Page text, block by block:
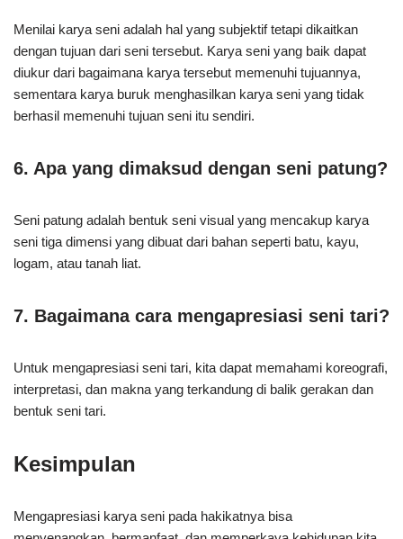
Menilai karya seni adalah hal yang subjektif tetapi dikaitkan
dengan tujuan dari seni tersebut. Karya seni yang baik dapat
diukur dari bagaimana karya tersebut memenuhi tujuannya,
sementara karya buruk menghasilkan karya seni yang tidak
berhasil memenuhi tujuan seni itu sendiri.
6. Apa yang dimaksud dengan seni patung?
Seni patung adalah bentuk seni visual yang mencakup karya
seni tiga dimensi yang dibuat dari bahan seperti batu, kayu,
logam, atau tanah liat.
7. Bagaimana cara mengapresiasi seni tari?
Untuk mengapresiasi seni tari, kita dapat memahami koreografi,
interpretasi, dan makna yang terkandung di balik gerakan dan
bentuk seni tari.
Kesimpulan
Mengapresiasi karya seni pada hakikatnya bisa